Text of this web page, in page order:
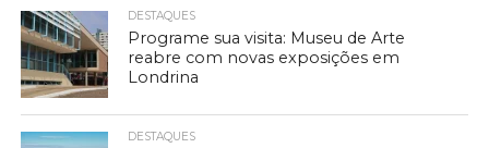
DESTAQUES
Programe sua visita: Museu de Arte
reabre com novas exposições em
Londrina
DESTAQUES